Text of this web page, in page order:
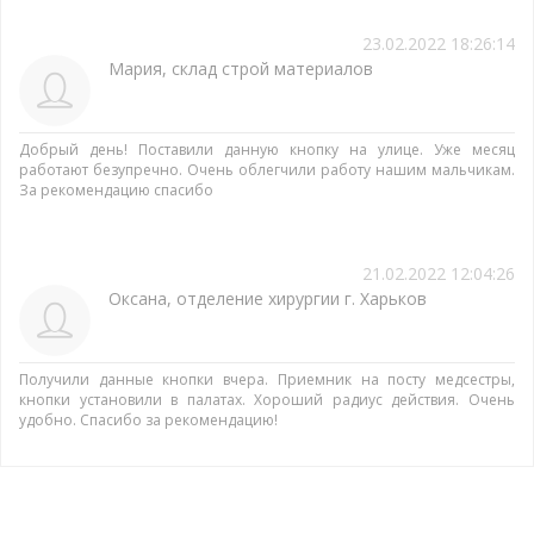
23.02.2022 18:26:14
Мария, склад строй материалов
Добрый день! Поставили данную кнопку на улице. Уже месяц
работают безупречно. Очень облегчили работу нашим мальчикам.
За рекомендацию спасибо
21.02.2022 12:04:26
Оксана, отделение хирургии г. Харьков
Получили данные кнопки вчера. Приемник на посту медсестры,
кнопки установили в палатах. Хороший радиус действия. Очень
удобно. Спасибо за рекомендацию!